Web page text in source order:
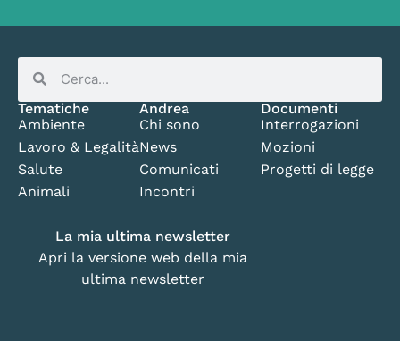
Tematiche
Ambiente
Lavoro & Legalità
Salute
Animali
Andrea
Chi sono
News
Comunicati
Incontri
Documenti
Interrogazioni
Mozioni
Progetti di legge
La mia ultima newsletter
Apri la versione web della mia
ultima newsletter